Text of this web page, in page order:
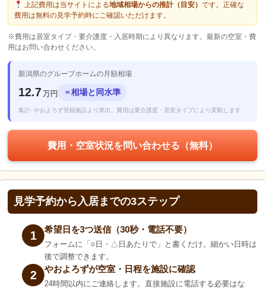
上記費用は当サイトによる地域相場からの推計（目安） です。正確な
費用は無料の見学予約時にご確認いただけます。
※費用は居室タイプ・要介護度・入居時期により異なります。最新の空室・費
用はお問い合わせください。
新潟県のグループホームの月額相場
12.7万円 ＝相場と同水準
集計: やおよろず登録施設より算出。費用は要介護度・居室タイプにより変動します
費用・空室状況を問い合わせる（無料）
見学予約から入居までの3ステップ
1 希望日を3つ送信（30秒・電話不要）
フォームに「○日・△日あたりで」と書くだけ。細かい日時は
後で調整できます。
2 やおよろずが空室・日程を施設に確認
24時間以内にご連絡します。直接施設に電話する必要はな